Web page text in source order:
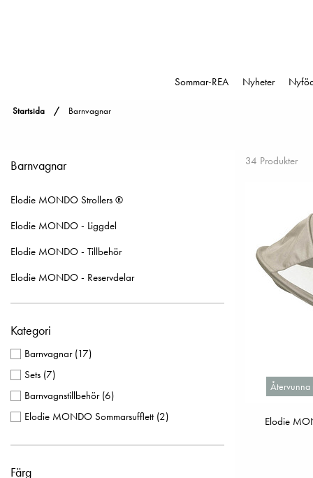
Sommar-REA Nyheter
Startsida Barnvagnar
Barnvagnar
Elodie MONDO Strollers ®
Elodie MONDO - Liggdel
Elodie MONDO - Tillbehör
Elodie MONDO - Reservdelar
Kategori
Barnvagnar(17)
Sets (7)
Barnvagnstillbehör(6)
Elodie MONDO Sommarsufflett(2)
Färg
34 Produkter
Återvunna
Elodie